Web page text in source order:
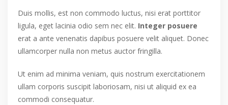
Duis mollis, est non commodo luctus, nisi erat porttitor
ligula, eget lacinia odio sem nec elit. Integer posuere
erat a ante venenatis dapibus posuere velit aliquet. Donec
ullamcorper nulla non metus auctor fringilla.
Ut enim ad minima veniam, quis nostrum exercitationem
ullam corporis suscipit laboriosam, nisi ut aliquid ex ea
commodi consequatur.